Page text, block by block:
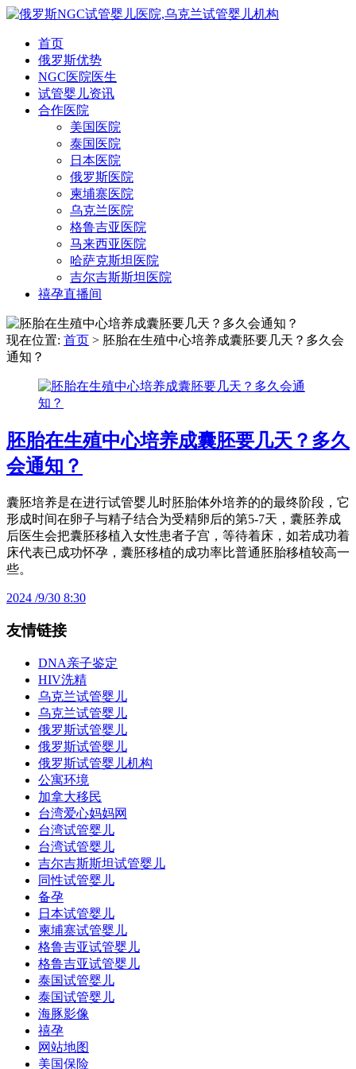
首页
俄罗斯优势
NGC医院医生
试管婴儿资讯
合作医院
美国医院
泰国医院
日本医院
俄罗斯医院
柬埔寨医院
乌克兰医院
格鲁吉亚医院
马来西亚医院
哈萨克斯坦医院
吉尔吉斯斯坦医院
禧孕直播间
现在位置: 首页 > 胚胎在生殖中心培养成囊胚要几天？多久会
通知？
胚胎在生殖中心培养成囊胚要几天？多久
会通知？
囊胚培养是在进行试管婴儿时胚胎体外培养的的最终阶段，它
形成时间在卵子与精子结合为受精卵后的第5-7天，囊胚养成
后医生会把囊胚移植入女性患者子宫，等待着床，如若成功着
床代表已成功怀孕，囊胚移植的成功率比普通胚胎移植较高一
些。
2024 /9/30 8:30
友情链接
DNA亲子鉴定
HIV洗精
乌克兰试管婴儿
乌克兰试管婴儿
俄罗斯试管婴儿
俄罗斯试管婴儿
俄罗斯试管婴儿机构
公寓环境
加拿大移民
台湾爱心妈妈网
台湾试管婴儿
台湾试管婴儿
吉尔吉斯斯坦试管婴儿
同性试管婴儿
备孕
日本试管婴儿
柬埔寨试管婴儿
格鲁吉亚试管婴儿
格鲁吉亚试管婴儿
泰国试管婴儿
泰国试管婴儿
海豚影像
禧孕
网站地图
美国保险